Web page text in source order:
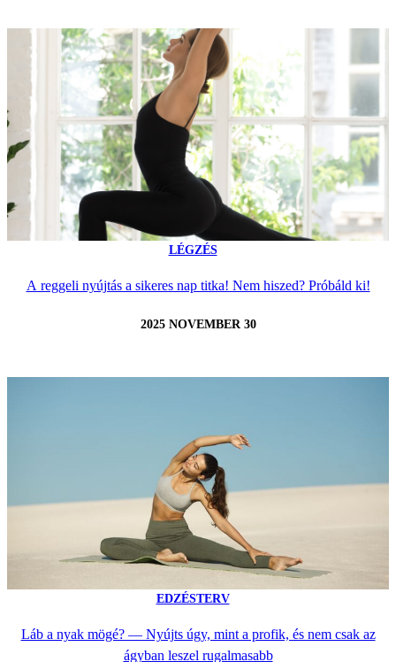
LÉGZÉS
A reggeli nyújtás a sikeres nap titka! Nem hiszed? Próbáld ki!
2025 NOVEMBER 30
EDZÉSTERV
Láb a nyak mögé? — Nyújts úgy, mint a profik, és nem csak az
ágyban leszel rugalmasabb